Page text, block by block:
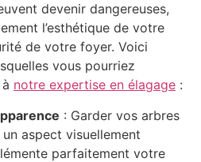
devenir dangereuses,
l’esthétique de votre
de votre foyer. Voici
vous pourriez
notre expertise en élagage :
: Garder vos arbres
aspect visuellement
parfaitement votre